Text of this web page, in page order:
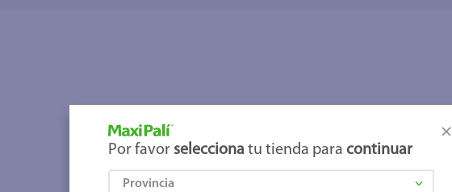
Por favor selecciona tu tienda para continuar
Provincia